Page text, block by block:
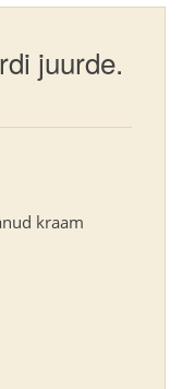
juurde.
kraam